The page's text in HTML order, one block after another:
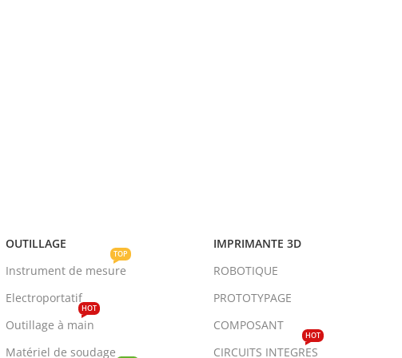
OUTILLAGE
Instrument de mesure
TOP
Electroportatif
Outillage à main
HOT
Matériel de soudage
IMPRIMANTE 3D
ROBOTIQUE
PROTOTYPAGE
COMPOSANT
CIRCUITS INTEGRES
HOT